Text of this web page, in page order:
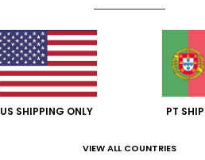
US SHIPPING ONLY PT
VIEW ALL COUNTRIES